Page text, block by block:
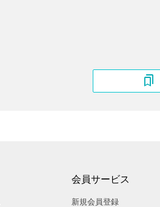
会員サービス
新規会員登録